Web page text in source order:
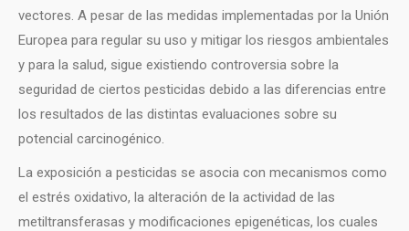
vectores. A pesar de las medidas implementadas por la Unión
Europea para regular su uso y mitigar los riesgos ambientales
y para la salud, sigue existiendo controversia sobre la
seguridad de ciertos pesticidas debido a las diferencias entre
los resultados de las distintas evaluaciones sobre su
potencial carcinogénico.
La exposición a pesticidas se asocia con mecanismos como
el estrés oxidativo, la alteración de la actividad de las
metiltransferasas y modificaciones epigenéticas, los cuales